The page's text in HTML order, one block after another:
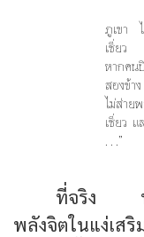
ภูเขา
เชี่ยว
หากคน
สองข้า
ไม่ส่าย
เชี่ยว แ
. . .”
ที่จริง พุท
พลังจิตในแง่เส